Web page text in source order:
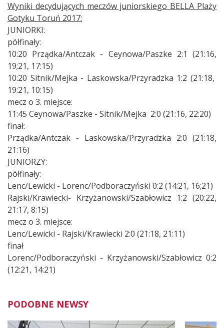
Wyniki decydujących meczów juniorskiego BELLA Plaży
Gotyku Toruń 2017:
JUNIORKI:
półfinały:
10:20 Prządka/Antczak - Ceynowa/Paszke 2:1 (21:16,
19;21, 17:15)
10:20 Sitnik/Mejka - Laskowska/Przyradzka 1:2 (21:18,
19:21, 10:15)
mecz o 3. miejsce:
11:45 Ceynowa/Paszke - Sitnik/Mejka 2:0 (21:16, 22:20)
finał:
Prządka/Antczak - Laskowska/Przyradzka 2:0 (21:18,
21:16)
JUNIORZY:
półfinały:
Lenc/Lewicki - Lorenc/Podboraczyński 0:2 (14:21, 16;21)
Rajski/Krawiecki- Krzyżanowski/Szabłowicz 1:2 (20:22,
21:17, 8:15)
mecz o 3. miejsce:
Lenc/Lewicki - Rajski/Krawiecki 2:0 (21:18, 21:11)
finał
Lorenc/Podboraczyński - Krzyżanowski/Szabłowicz 0:2
(12:21, 14:21)
PODOBNE NEWSY